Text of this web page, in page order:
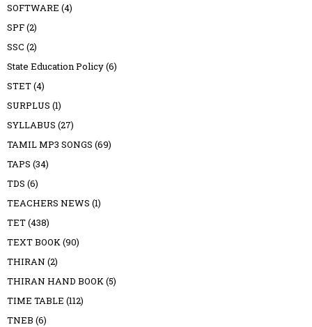
SOFTWARE (4)
SPF(2)
SSC (2)
State Education Policy(6)
STET(4)
SURPLUS (1)
SYLLABUS (27)
TAMIL MP3 SONGS (69)
TAPS (34)
TDS (6)
TEACHERS NEWS (1)
TET(438)
TEXT BOOK(90)
THIRAN (2)
THIRAN HAND BOOK(5)
TIME TABLE (112)
TNEB (6)